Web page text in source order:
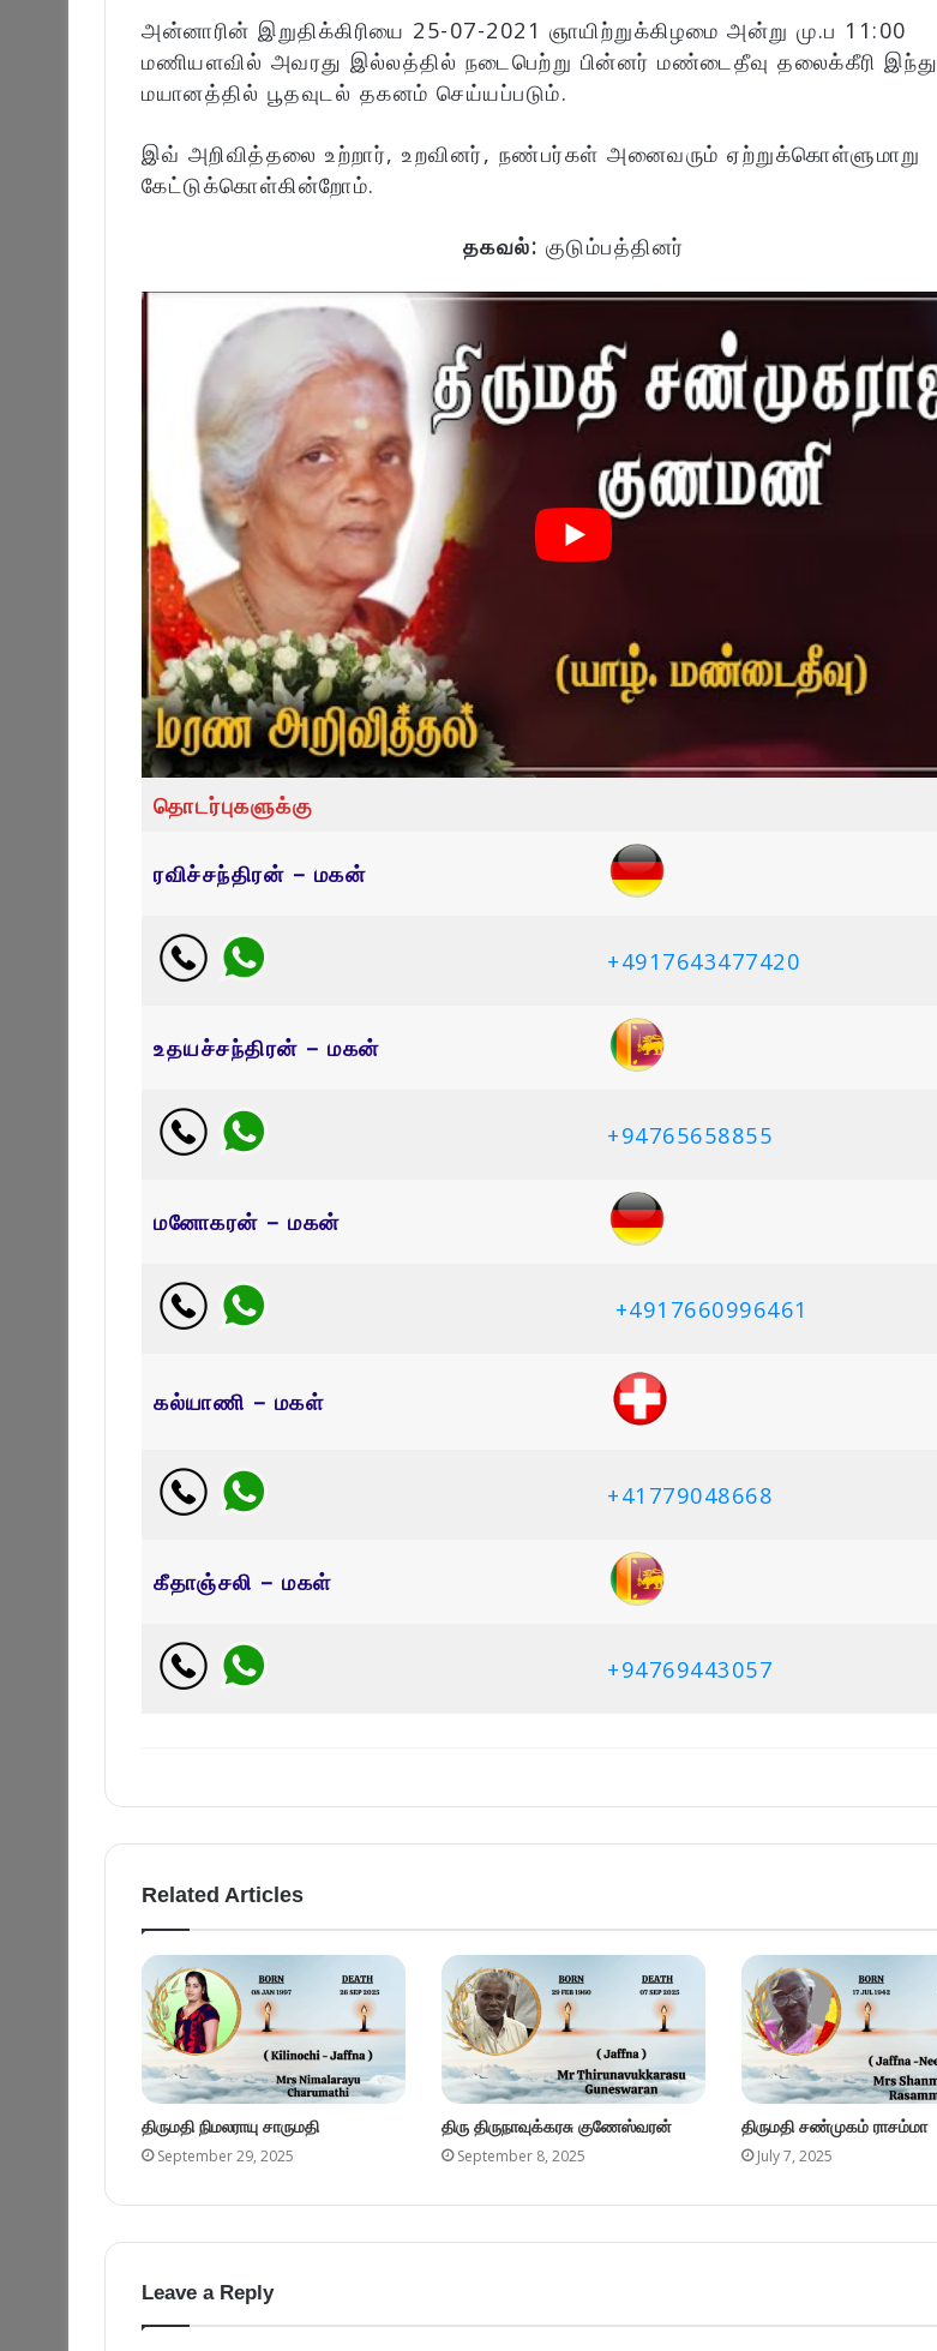
அன்னாரின் இறுதிக்கிரியை 25-07-2021 ஞாயிற்றுக்கிழமை அன்று மு.ப 11:00
மணியளவில் அவரது இல்லத்தில் நடைபெற்று பின்னர் மண்டைதீவு தலைக்கீரி இந்து
மயானத்தில் பூதவுடல் தகனம் செய்யப்படும்.
இவ் அறிவித்தலை உற்றார், உறவினர், நண்பர்கள் அனைவரும் ஏற்றுக்கொள்ளுமாறு
கேட்டுக்கொள்கின்றோம்.
தகவல்: குடும்பத்தினர்
தொடர்புகளுக்கு
ரவிச்சந்திரன் – மகன்
+4917643477420
உதயச்சந்திரன் – மகன்
+94765658855
மனோகரன் – மகன்
+4917660996461
கல்யாணி – மகள்
+41779048668
கீதாஞ்சலி – மகள்
+94769443057
Related Articles
திருமதி நிமலராயு சாருமதி
September 29, 2025
திரு திருநாவுக்கரசு குணேஸ்வரன்
September 8, 2025
திருமதி சண்முகம் ராசம்மா
July 7, 2025
Leave a Reply